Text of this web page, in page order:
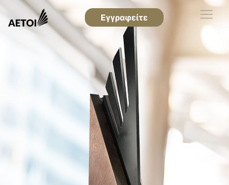
Εγγραφείτε